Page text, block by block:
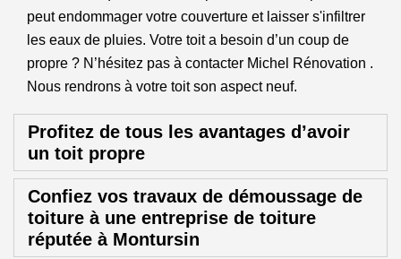
peut endommager votre couverture et laisser s'infiltrer
les eaux de pluies. Votre toit a besoin d’un coup de
propre ? N’hésitez pas à contacter Michel Rénovation .
Nous rendrons à votre toit son aspect neuf.
Profitez de tous les avantages d’avoir
un toit propre
Confiez vos travaux de démoussage de
toiture à une entreprise de toiture
réputée à Montursin